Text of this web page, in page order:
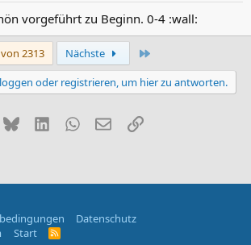
vorgeführt zu Beginn. 0-4 :wall:
2313 Nächste
oder registrieren, um hier zu antworten.
(Twitter)
BlueskyLinkedInWhatsApp
E-MailLink
Datenschutz
Start
R